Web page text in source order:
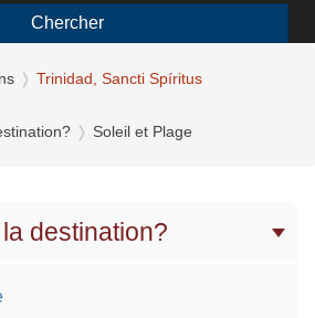
Chercher
Trinidad, Sancti Spíritus
Soleil et Plage
destination?